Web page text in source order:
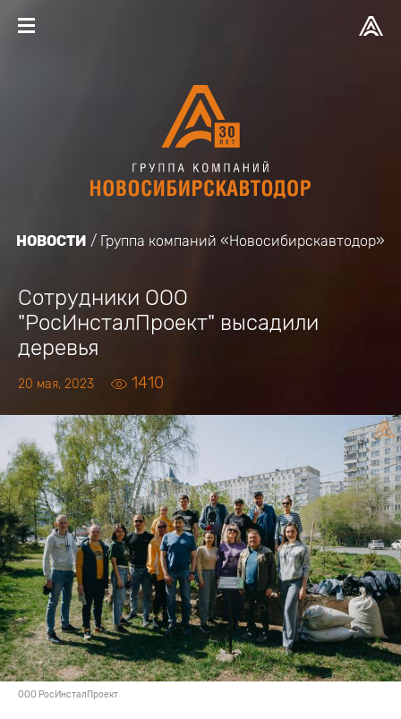
НОВОСТИ Группа компаний «Новосибирскавтодор»
Сотрудники ООО
"РосИнсталПроект" высадили
деревья
20 мая, 2023 1410
ООО РосИнсталПроект